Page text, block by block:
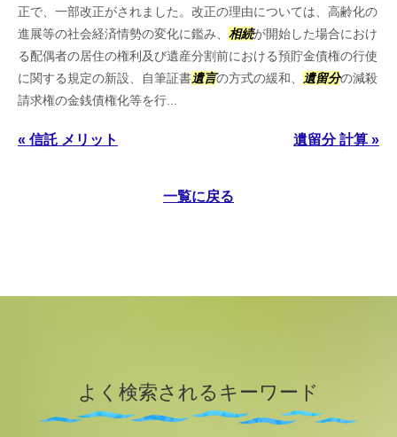
正で、一部改正がされました。改正の理由については、高齢化の
進展等の社会経済情勢の変化に鑑み、 相続が開始した場合におけ
る配偶者の居住の権利及び遺産分割前における預貯金債権の行使
に関する規定の新設、自筆証書遺言の方式の緩和、 遺留分の減殺
請求権の金銭債権化等を行...
« 信託 メリット 遺留分 計算 »
一覧に戻る
よく検索されるキーワード